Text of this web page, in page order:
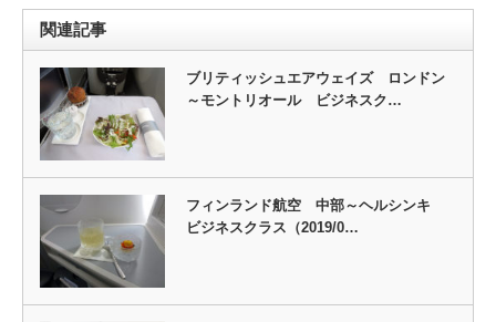
関連記事
ブリティッシュエアウェイズ ロンドン
～モントリオール ビジネスク…
フィンランド航空 中部～ヘルシンキ
ビジネスクラス（2019/0…